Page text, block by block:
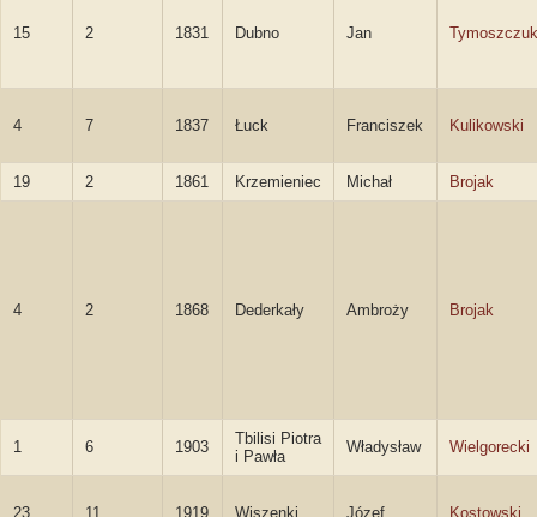
15 2 1831 Dubno Jan Tymoszczuk
4 7 1837 Łuck Franciszek Kulikowski
19 2 1861 Krzemieniec Michał Brojak
4 2 1868 Dederkały Ambroży Brojak
1 6 1903
Tbilisi Piotra
i Pawła
Władysław Wielgorecki
23 11 1919 Wiszenki Józef Kostowski